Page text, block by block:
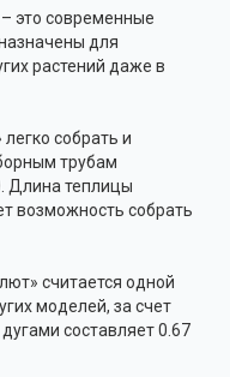
это современные
для
растений даже в
собрать и
трубам
Длина теплицы
возможность собрать
считается одной
моделей, за счет
составляет 0.67